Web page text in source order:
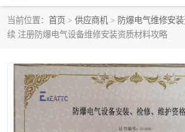
当前位置： 首页 > 供应商机 > 防爆电气维修安
续 注册防爆电气设备维修安装资质材料攻略
烟道清洗资质 设备维
清洗资质 认证服务
防爆电气维修安装资质 空调制